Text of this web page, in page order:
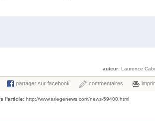
auteur: Laurence
partager sur facebook commentaires
l'article: http://www.ariegenews.com/news-59400.html